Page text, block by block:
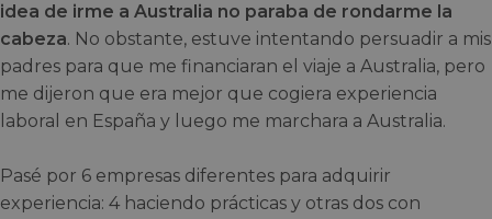
idea de irme a Australia no paraba de rondarme la
cabeza. No obstante, estuve intentando persuadir a mis
padres para que me financiaran el viaje a Australia, pero
me dijeron que era mejor que cogiera experiencia
laboral en España y luego me marchara a Australia.
Pasé por 6 empresas diferentes para adquirir
experiencia: 4 haciendo prácticas y otras dos con